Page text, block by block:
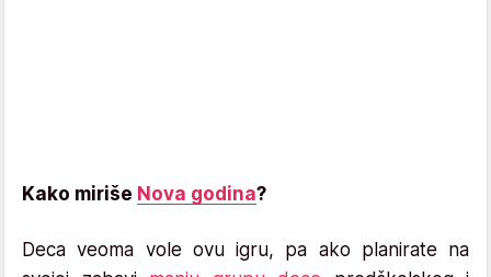
Kako miriše Nova godina?
Deca veoma vole ovu igru, pa ako planirate na